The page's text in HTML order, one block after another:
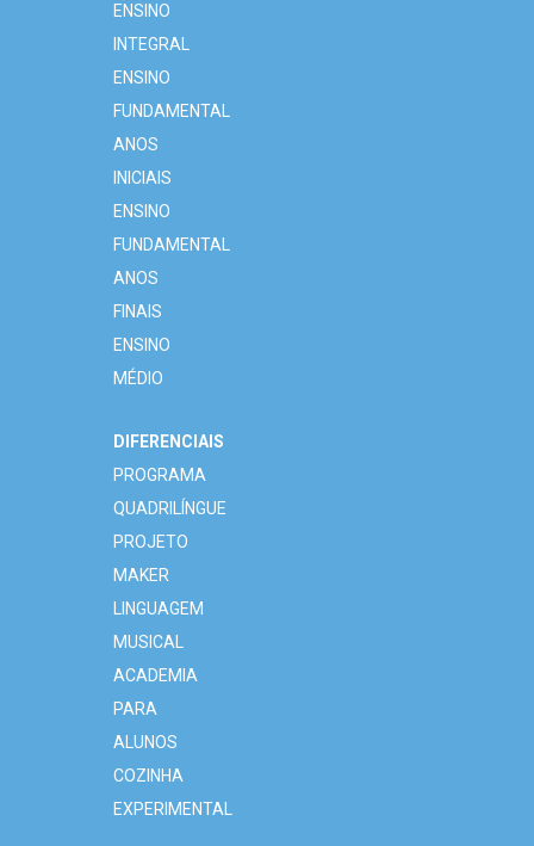
ENSINO
INTEGRAL
ENSINO
FUNDAMENTAL
ANOS
INICIAIS
ENSINO
FUNDAMENTAL
ANOS
FINAIS
ENSINO
MÉDIO
DIFERENCIAIS
PROGRAMA
QUADRILÍNGUE
PROJETO
MAKER
LINGUAGEM
MUSICAL
ACADEMIA
PARA
ALUNOS
COZINHA
EXPERIMENTAL